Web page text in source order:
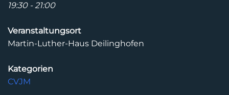
19:30 - 21:00
Veranstaltungsort
Martin-Luther-Haus Deilinghofen
Kategorien
CVJM